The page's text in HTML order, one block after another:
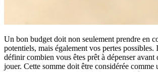
Un bon budget doit non seulement prendre en
potentiels, mais également vos pertes possibles.
définir combien vous êtes prêt à dépenser avant
jouer. Cette somme doit être considérée comme